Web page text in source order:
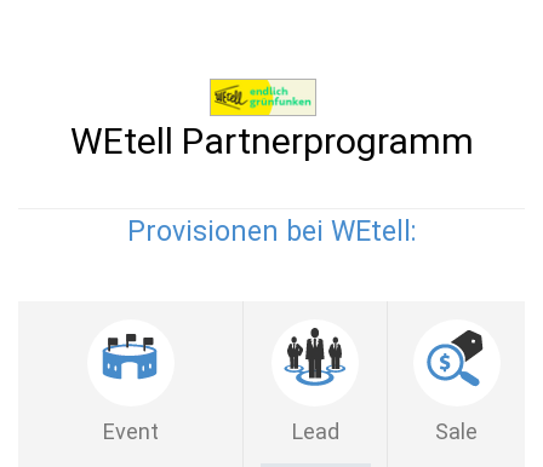
WEtell Partnerprogramm
Provisionen bei WEtell:
Event Lead Sale